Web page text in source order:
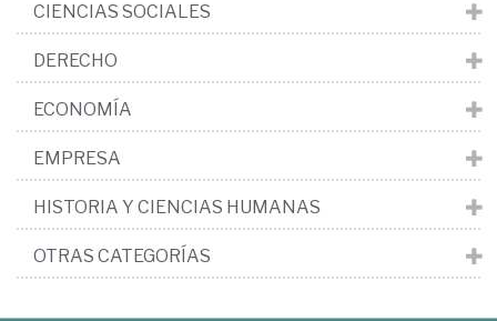
CIENCIAS SOCIALES
DERECHO
ECONOMÍA
EMPRESA
HISTORIA Y CIENCIAS HUMANAS
OTRAS CATEGORÍAS